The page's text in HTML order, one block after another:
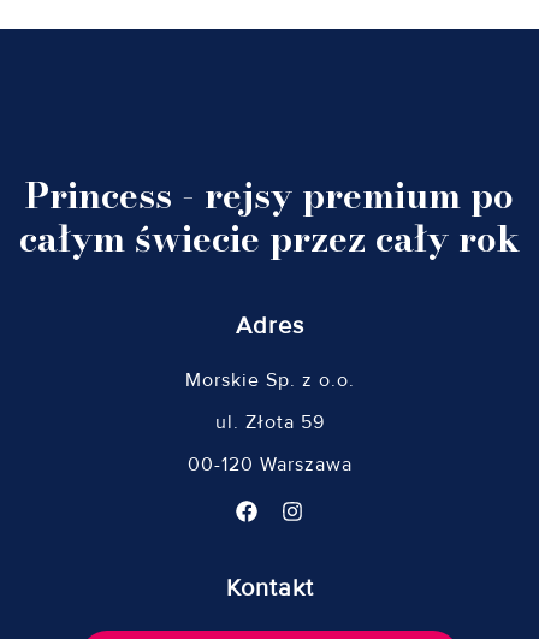
Princess - rejsy premium po
całym świecie przez cały rok
Adres
Morskie Sp. z o.o.
ul. Złota 59
00-120 Warszawa
Kontakt